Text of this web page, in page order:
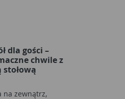
dla gości –
chwile z
na zewnątrz,